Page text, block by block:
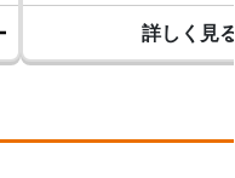
詳しく見る